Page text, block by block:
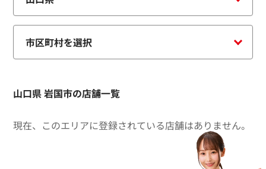
山口県 岩国市の店舗一覧
現在、このエリアに登録されている店舗はありません。